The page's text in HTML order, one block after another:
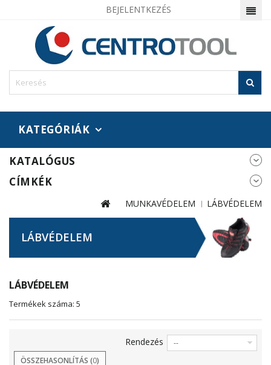
BEJELENTKEZÉS
KATEGÓRIÁK
KATALÓGUS
CÍMKÉK
MUNKAVÉDELEM LÁBVÉDELEM
LÁBVÉDELEM
LÁBVÉDELEM
Termékek száma: 5
Rendezés
--
ÖSSZEHASONLÍTÁS (0)